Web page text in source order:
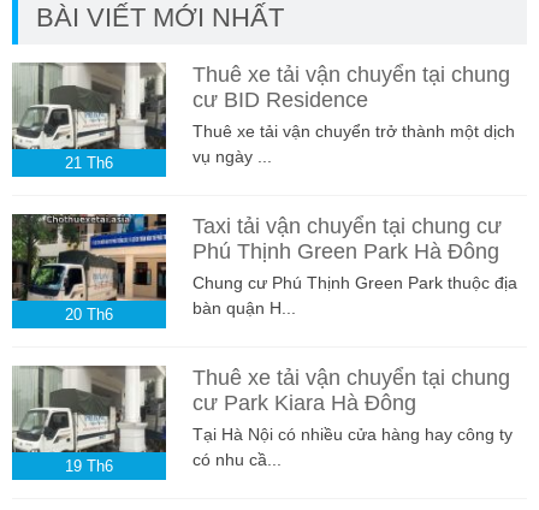
BÀI VIẾT MỚI NHẤT
21 Th6
Thuê xe tải vận chuyển tại chung
cư BID Residence
Thuê xe tải vận chuyển trở thành một dịch
vụ ngày ...
20 Th6
Taxi tải vận chuyển tại chung cư
Phú Thịnh Green Park Hà Đông
Chung cư Phú Thịnh Green Park thuộc địa
bàn quận H...
19 Th6
Thuê xe tải vận chuyển tại chung
cư Park Kiara Hà Đông
Tại Hà Nội có nhiều cửa hàng hay công ty
có nhu cầ...